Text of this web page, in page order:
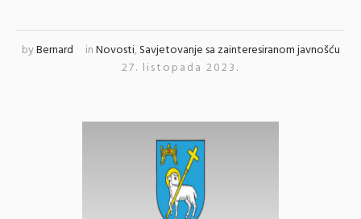
byBernard inNovosti,Savjetovanje sa zainteresiranom javnošću
27. listopada 2023.